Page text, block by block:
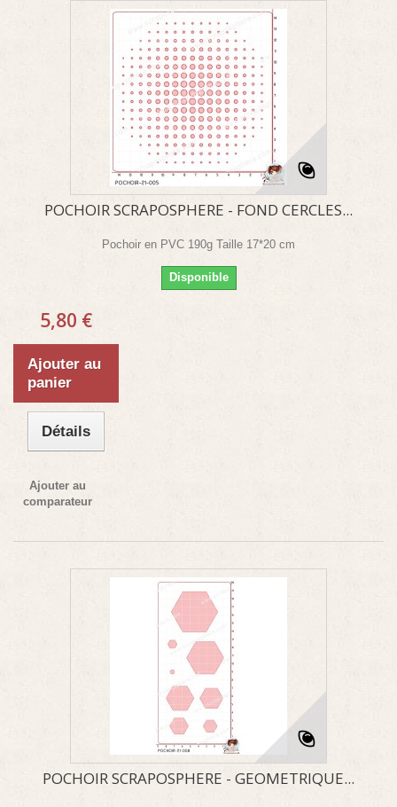
POCHOIR SCRAPOSPHERE - FOND CERCLES...
Pochoir en PVC 190g Taille 17*20 cm
Disponible
5,80 €
Ajouter au
panier
Détails
Ajouter au
comparateur
POCHOIR SCRAPOSPHERE - GEOMETRIQUE...